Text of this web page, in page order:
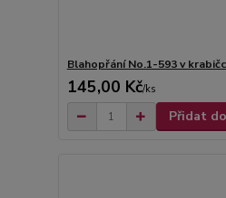
Blahopřání No.1-593 v
145,00 Kč/ks
Přidat